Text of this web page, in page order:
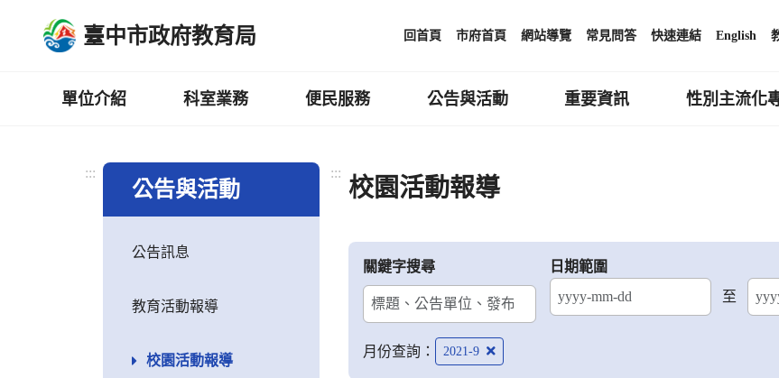
臺中市政府教育局 回首頁 市府首頁 網站導覽 常見問答 快速連結 English
單位介紹 科室業務 便民服務 公告與活動 重要資訊 性別主流化
:::
公告與活動
公告訊息
教育活動報導
校園活動報導
:::
校園活動報導
關鍵字搜尋
日期範圍
至
結束日期
月份查詢： 2021-9